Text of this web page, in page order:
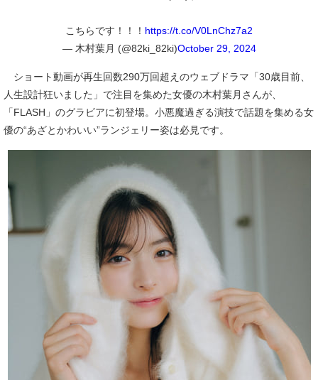
こちらです！！！ https://t.co/V0LnChz7a2
— 木村葉月 (@82ki_82ki)October 29, 2024
ショート動画が再生回数290万回超えのウェブドラマ「30歳目前、
人生設計狂いました」で注目を集めた女優の木村葉月さんが、
「FLASH」のグラビアに初登場。小悪魔過ぎる演技で話題を集める女
優の“あざとかわいい”ランジェリー姿は必見です。